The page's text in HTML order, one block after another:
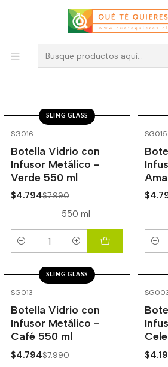
Sling
Filtros
SG016
SLING GLASS
Botella Vidrio con
Infusor Metálico -
Verde 550 ml
$4.794$7.990
550 ml
Cantidad
SG015
SG013
SLING GLASS
Botella Vidrio con
Infusor Metálico -
Café 550 ml
$4.794$7.990